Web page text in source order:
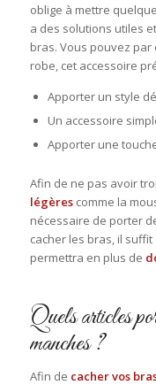
oblige à mettre
a des solutions utiles
bras. Vous pouvez
robe, cet accessoire
Apporter un style
Un accessoire
Apporter une
Afin de ne pas avoir
légères comme la
nécessaire de porter
cacher les bras, il
permettra en plus de
Quels articles
manches ?
Afin de cacher vos